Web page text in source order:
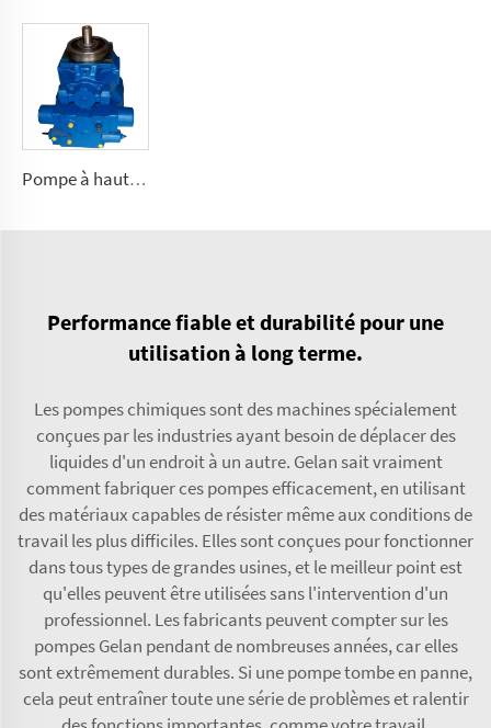
Pompe à haute pression A2V à débit variable 250, 355, 500, 1000
Performance fiable et durabilité pour une
utilisation à long terme.
Les pompes chimiques sont des machines spécialement
conçues par les industries ayant besoin de déplacer des
liquides d'un endroit à un autre. Gelan sait vraiment
comment fabriquer ces pompes efficacement, en utilisant
des matériaux capables de résister même aux conditions de
travail les plus difficiles. Elles sont conçues pour fonctionner
dans tous types de grandes usines, et le meilleur point est
qu'elles peuvent être utilisées sans l'intervention d'un
professionnel. Les fabricants peuvent compter sur les
pompes Gelan pendant de nombreuses années, car elles
sont extrêmement durables. Si une pompe tombe en panne,
cela peut entraîner toute une série de problèmes et ralentir